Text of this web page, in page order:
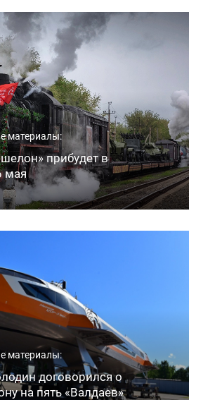
материалы:
прибудет в
мая
материалы:
договорился о
на пять «Валдаев»